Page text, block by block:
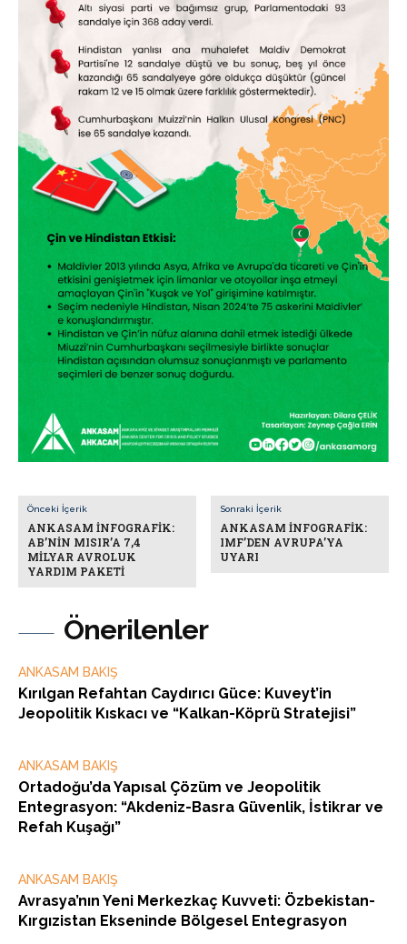
Önerilenler
ANKASAM BAKIŞ
Kırılgan Refahtan Caydırıcı Güce: Kuveyt’in
Jeopolitik Kıskacı ve “Kalkan-Köprü Stratejisi”
ANKASAM BAKIŞ
Ortadoğu’da Yapısal Çözüm ve Jeopolitik
Entegrasyon: “Akdeniz-Basra Güvenlik, İstikrar ve
Refah Kuşağı”
ANKASAM BAKIŞ
Avrasya’nın Yeni Merkezkaç Kuvveti: Özbekistan-
Kırgızistan Ekseninde Bölgesel Entegrasyon
Önceki İçerik
ANKASAM İNFOGRAFİK:
AB’NİN MISIR’A 7,4
MİLYAR AVROLUK
YARDIM PAKETİ
Sonraki İçerik
ANKASAM İNFOGRAFİK:
IMF’DEN AVRUPA’YA
UYARI